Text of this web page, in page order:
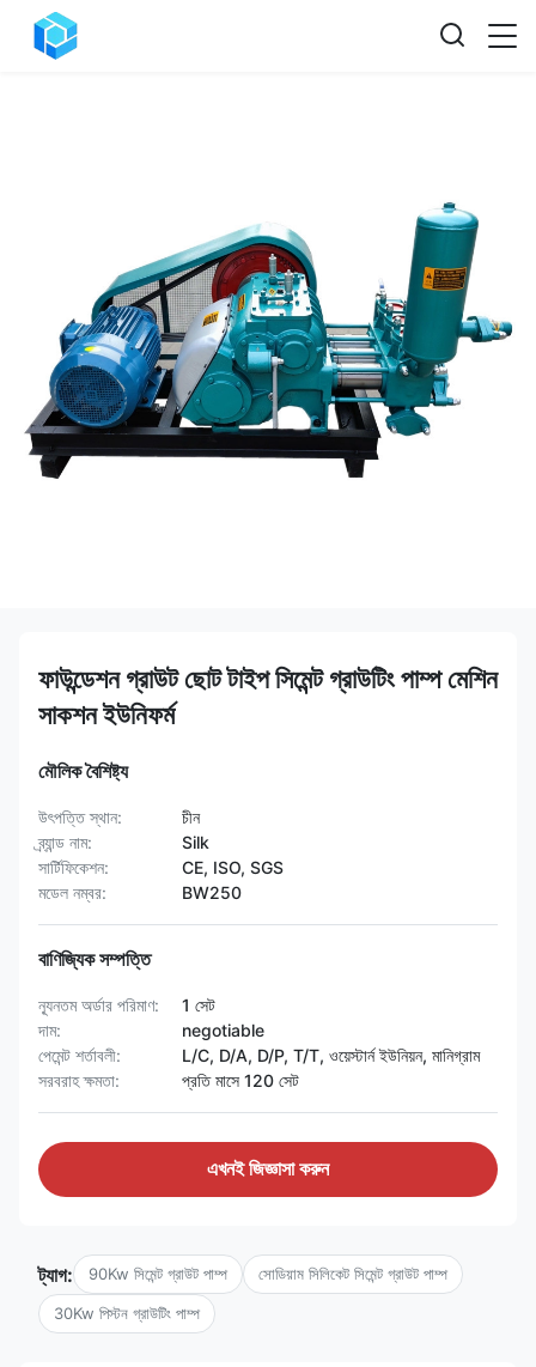
ফাউন্ডেশন গ্রাউট ছোট টাইপ সিমেন্ট গ্রাউটিং পাম্প মেশিন
সাকশন ইউনিফর্ম
মৌলিক বৈশিষ্ট্য
উৎপত্তি স্থান:
চীন
ব্র্যান্ড নাম:
Silk
সার্টিফিকেশন:
CE, ISO, SGS
মডেল নম্বর:
BW250
বাণিজ্যিক সম্পত্তি
ন্যূনতম অর্ডার পরিমাণ:
1 সেট
দাম:
negotiable
পেমেন্ট শর্তাবলী:
L/C, D/A, D/P, T/T, ওয়েস্টার্ন ইউনিয়ন, মানিগ্রাম
সরবরাহ ক্ষমতা:
প্রতি মাসে 120 সেট
এখনই জিজ্ঞাসা করুন
ট্যাগ: 90Kw সিমেন্ট গ্রাউট পাম্প সোডিয়াম সিলিকেট সিমেন্ট গ্রাউট পাম্প
30Kw পিস্টন গ্রাউটিং পাম্প